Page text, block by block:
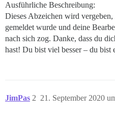
Ausführliche Beschreibung:
Dieses Abzeichen wird
gemeldet wurde und deine
nach sich zog. Danke, dass du
hast! Du bist viel besser – du bist
JimPas 21. September 2020
2